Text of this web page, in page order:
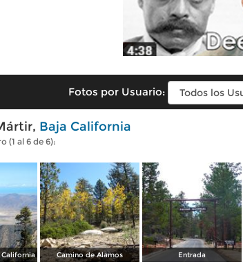
Fotos por Usuario:
Baja California
(1 al 6 de 6):
Camino de Alamos Entrada